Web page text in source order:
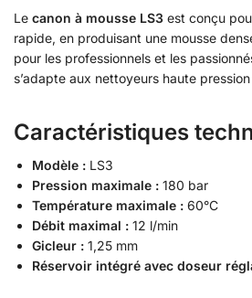
Le canon à mousse LS3 est conçu
rapide, en produisant une mousse
pour les professionnels et les
s’adapte aux nettoyeurs haute pression
Caractéristiques
Modèle : LS3
Pression maximale : 180 bar
Température maximale : 60°C
Débit maximal : 12 l/min
Gicleur : 1,25 mm
Réservoir intégré avec doseur